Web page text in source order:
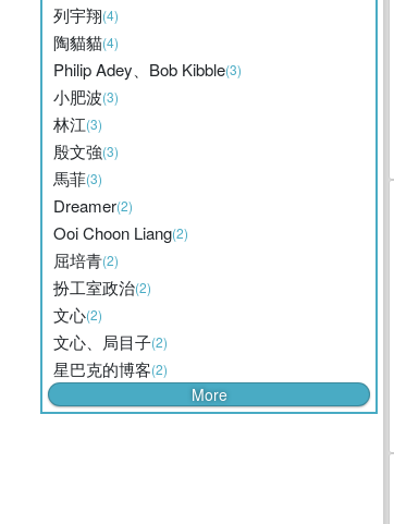
列宇翔(4)
陶貓貓(4)
Philip Adey、Bob Kibble(3)
小肥波(3)
林江(3)
殷文強(3)
馬菲(3)
Dreamer(2)
Ooi Choon Liang(2)
屈培青(2)
扮工室政治(2)
文心(2)
文心、局目子(2)
星巴克的博客(2)
More